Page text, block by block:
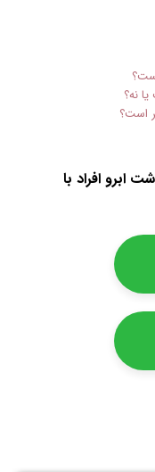
است؟
ابرو افراد با